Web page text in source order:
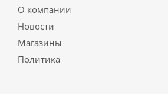
О компании
Новости
Магазины
Политика